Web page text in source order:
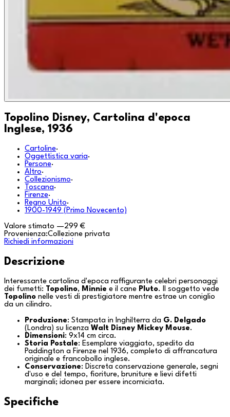
Topolino Disney, Cartolina d'epoca
Inglese, 1936
Cartoline·
Oggettistica varia·
Persone·
Altro·
Collezionismo·
Toscana·
Firenze·
Regno Unito·
1900-1949 (Primo Novecento)
Valore stimato —299 €
Provenienza:Collezione privata
Richiedi informazioni
Descrizione
Interessante cartolina d'epoca raffigurante celebri personaggi
dei fumetti: Topolino, Minnie e il cane Pluto. Il soggetto vede
Topolino nelle vesti di prestigiatore mentre estrae un coniglio
da un cilindro.
Produzione: Stampata in Inghilterra da G. Delgado
( Londra) su licenza Walt Disney Mickey Mouse.
Dimensioni: 9x14 cm circa.
Storia Postale: Esemplare viaggiato, spedito da
Paddington a Firenze nel 1936, completo di affrancatura
originale e francobollo inglese.
Conservazione: Discreta conservazione generale, segni
d'uso e del tempo, fioriture, bruniture e lievi difetti
marginali; idonea per essere incorniciata.
Specifiche